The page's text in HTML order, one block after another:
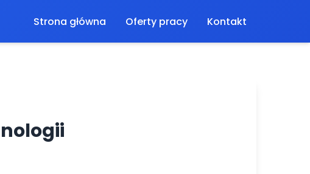
Strona główna Oferty pracy Kontakt